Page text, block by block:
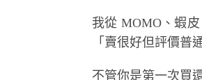
我從 MOMO、蝦
「賣很好但評價普
不管你是第一次買